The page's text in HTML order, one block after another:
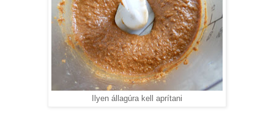
Ilyen állagúra kell aprítani